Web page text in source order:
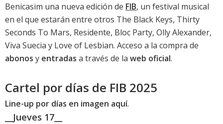
Benicasim una nueva edición de FIB, un festival musical
en el que estarán entre otros The Black Keys, Thirty
Seconds To Mars, Residente, Bloc Party, Olly Alexander,
Viva Suecia y Love of Lesbian. Acceso a la compra de
abonos y entradas a través de la web oficial.
Cartel por días de FIB 2025
Line-up por días en imagen aquí.
__Jueves 17__